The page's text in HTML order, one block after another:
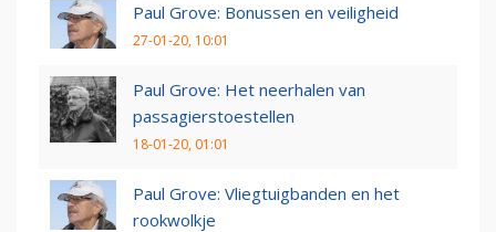
Paul Grove: Bonussen en veiligheid
27-01-20, 10:01
Paul Grove: Het neerhalen van
passagierstoestellen
18-01-20, 01:01
Paul Grove: Vliegtuigbanden en het
rookwolkje